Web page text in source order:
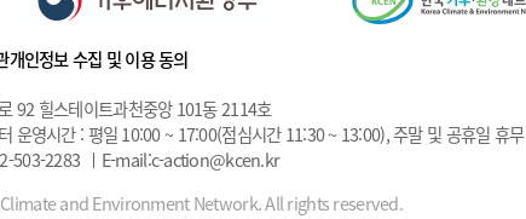
개인정보 수집 및 이용 동의
92 힐스테이트과천중앙 101동 2114호
운영시간 : 평일 10:00 ~ 17:00(점심시간 11:30 ~ 13:00), 주말 및 공휴일 휴무
503-2283
E-mail:c-action@kcen.kr
and Environment Network. All rights reserved.